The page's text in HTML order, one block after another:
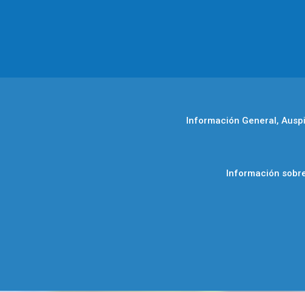
Información General,
Información